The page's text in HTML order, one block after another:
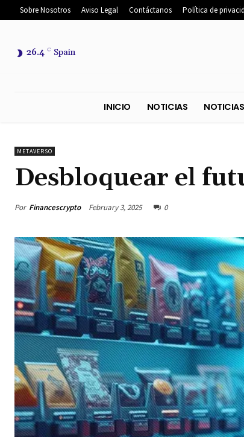
Sobre Nosotros Aviso Legal Contáctanos Política de
26.4 C Spain
METAVERSO
Desbloquear el
Por Financescrypto February 3, 2025 0